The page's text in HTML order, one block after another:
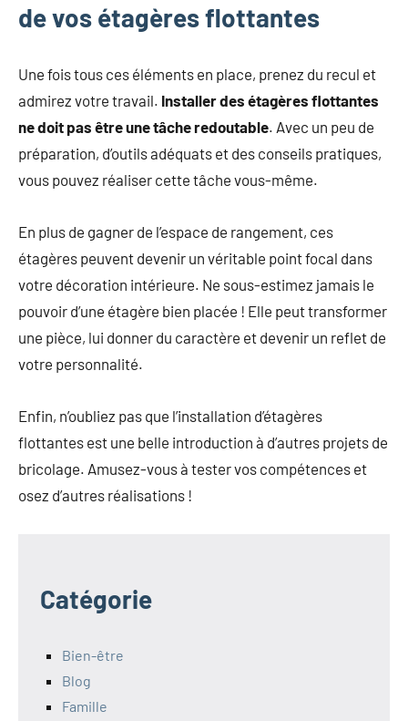
de vos étagères flottantes
Une fois tous ces éléments en place, prenez du recul et
admirez votre travail. Installer des étagères flottantes
ne doit pas être une tâche redoutable. Avec un peu de
préparation, d’outils adéquats et des conseils pratiques,
vous pouvez réaliser cette tâche vous-même.
En plus de gagner de l’espace de rangement, ces
étagères peuvent devenir un véritable point focal dans
votre décoration intérieure. Ne sous-estimez jamais le
pouvoir d’une étagère bien placée ! Elle peut transformer
une pièce, lui donner du caractère et devenir un reflet de
votre personnalité.
Enfin, n’oubliez pas que l’installation d’étagères
flottantes est une belle introduction à d’autres projets de
bricolage. Amusez-vous à tester vos compétences et
osez d’autres réalisations !
Catégorie
Bien-être
Blog
Famille